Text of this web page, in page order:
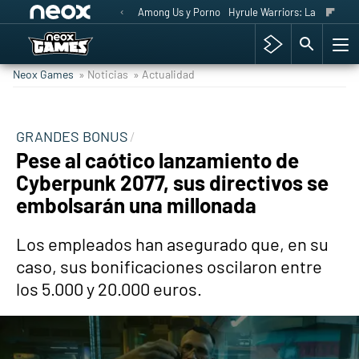
Among Us y Porno Hyrule Warriors: La Era del
Neox Games » Noticias » Actualidad
GRANDES BONUS
Pese al caótico lanzamiento de
Cyberpunk 2077, sus directivos se
embolsarán una millonada
Los empleados han asegurado que, en su
caso, sus bonificaciones oscilaron entre
los 5.000 y 20.000 euros.